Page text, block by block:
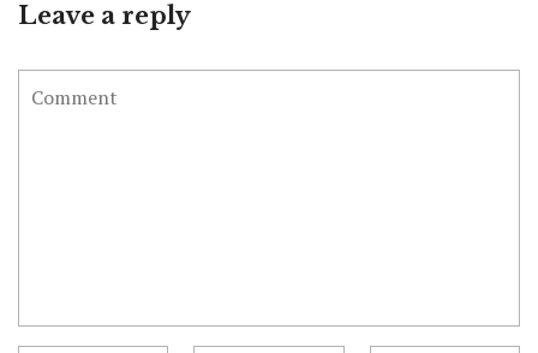
Leave a reply